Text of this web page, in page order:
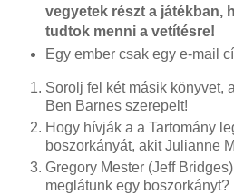
vegyetek részt a játékban,
tudtok menni a vetítésre!
Egy ember csak egy e-mail
Sorolj fel két másik könyvet,
Ben Barnes szerepelt!
Hogy hívják a a Tartomány
boszorkányát, akit Julianne
Gregory Mester (Jeff
meglátunk egy